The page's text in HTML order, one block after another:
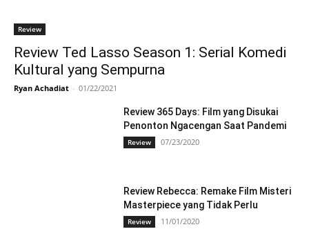
Review
Review Ted Lasso Season 1: Serial Komedi
Kultural yang Sempurna
Ryan Achadiat - 01/22/2021
Review 365 Days: Film yang Disukai
Penonton Ngacengan Saat Pandemi
Review 07/23/2020
Review Rebecca: Remake Film Misteri
Masterpiece yang Tidak Perlu
Review 11/01/2020